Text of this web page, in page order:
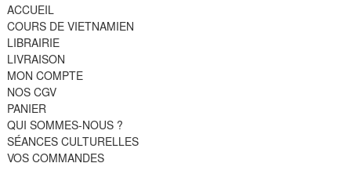
ACCUEIL
COURS DE VIETNAMIEN
LIBRAIRIE
LIVRAISON
MON COMPTE
NOS CGV
PANIER
QUI SOMMES-NOUS ?
SÉANCES CULTURELLES
VOS COMMANDES